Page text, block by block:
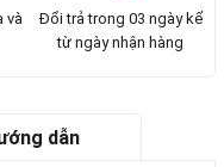
và
Đổi trả trong 03 ngày kể
từ ngày nhận hàng
dẫn